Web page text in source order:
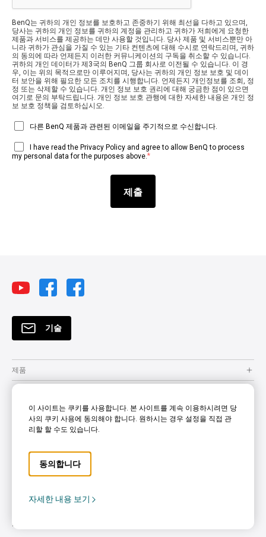
BenQ는 귀하의 개인 정보를 보호하고 존중하기 위해 최선을 다하고 있으며,
당사는 귀하의 개인 정보를 귀하의 계정을 관리하고 귀하가 저희에게 요청한
제품과 서비스를 제공하는 데만 사용할 것입니다. 당사 제품 및 서비스뿐만 아
니라 귀하가 관심을 가질 수 있는 기타 컨텐츠에 대해 수시로 연락드리며, 귀하
의 동의에 따라 언제든지 이러한 커뮤니케이션의 구독을 취소할 수 있습니다.
귀하의 개인 데이터가 제3국의 BenQ 그룹 회사로 이전될 수 있습니다. 이 경
우, 이는 위의 목적으로만 이루어지며, 당사는 귀하의 개인 정보 보호 및 데이
터 보안을 위해 필요한 모든 조치를 시행합니다. 언제든지 개인정보를 조회, 정
정 또는 삭제할 수 있습니다. 개인 정보 보호 권리에 대해 궁금한 점이 있으면
여기로 문의 부탁드립니다. 개인 정보 보호 관행에 대한 자세한 내용은 개인 정
보 보호 정책을 검토하십시오.
다른 BenQ 제품과 관련된 이메일을 주기적으로 수신합니다.
I have read the Privacy Policy and agree to allow BenQ to process
my personal data for the purposes above.*
기술
제품
솔루션
How to Buy
Company
Korea - 한국어
이 사이트는 쿠키를 사용합니다. 본 사이트를 계속 이용하시려면 당
사의 쿠키 사용에 동의해야 합니다. 원하시는 경우 설정을 직접 관
리할 할 수도 있습니다.
동의합니다
자세한 내용 보기